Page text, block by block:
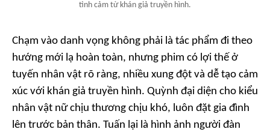
tình cảm từ khán giả truyền hình.
Chạm vào danh vọng không phải là tác phẩm đi theo
hướng mới lạ hoàn toàn, nhưng phim có lợi thế ở
tuyến nhân vật rõ ràng, nhiều xung đột và dễ tạo cảm
xúc với khán giả truyền hình. Quỳnh đại diện cho kiểu
nhân vật nữ chịu thương chịu khó, luôn đặt gia đình
lên trước bản thân. Tuấn lại là hình ảnh người đàn